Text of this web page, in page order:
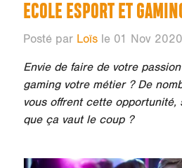
ECOLE ESPORT ET
Posté par Loïsle 01 Nov
Envie de faire de votre
gaming votre métier ? De
vous offrent cette opportunité,
que ça vaut le coup ?